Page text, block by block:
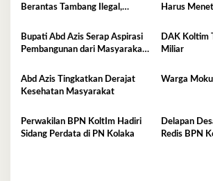
Berantas Tambang Ilegal,
Harus
Bupati Abd Azis Serap Aspirasi
Pembangunan dari Masyarakat
DAK Koltim
Miliar
Abd Azis Tingkatkan Derajat
Kesehatan Masyarakat
Warga
Perwakilan BPN KoltIm Hadiri
Sidang Perdata di PN Kolaka
Delapan
Redis BPN